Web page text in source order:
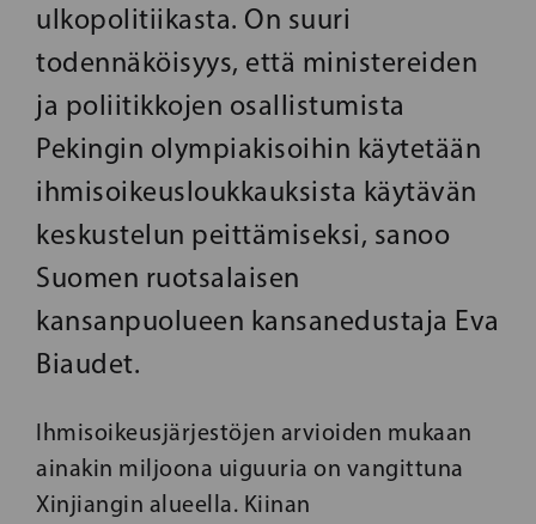
ulkopolitiikasta. On suuri
todennäköisyys, että ministereiden
ja poliitikkojen osallistumista
Pekingin olympiakisoihin käytetään
ihmisoikeusloukkauksista käytävän
keskustelun peittämiseksi, sanoo
Suomen ruotsalaisen
kansanpuolueen kansanedustaja Eva
Biaudet.
Ihmisoikeusjärjestöjen arvioiden mukaan
ainakin miljoona uiguuria on vangittuna
Xinjiangin alueella. Kiinan